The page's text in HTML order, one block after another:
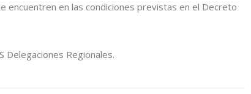
encuentren en las condiciones previstas en el Decreto
Delegaciones Regionales.